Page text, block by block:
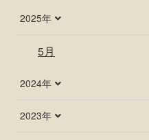
2025年
5月
2024年
2023年